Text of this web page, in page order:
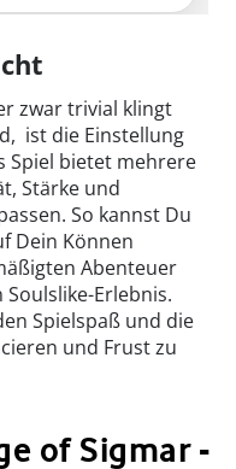
zwar trivial klingt
ist die Einstellung
Spiel bietet mehrere
Stärke und
So kannst Du
Dein Können
Abenteuer
Erlebnis.
Spielspaß und die
und Frust zu
of Sigmar -